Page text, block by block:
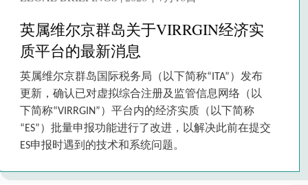
英属维尔京群岛关于VIRRGIN经济实
质平台的最新消息
英属维尔京群岛国际税务局（以下简称“ITA”）发布
更新，确认已对虚拟综合注册及监管信息网络（以
下简称“VIRRGIN”）平台内的经济实质（以下简称
“ES”）批量申报功能进行了改进，以解决此前在提交
ES申报时遇到的技术和系统问题。